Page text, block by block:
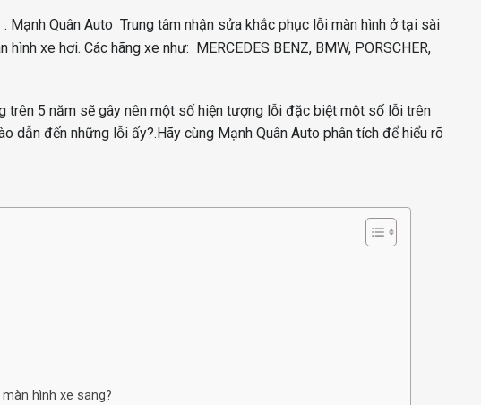
. Mạnh Quân Auto Trung tâm nhận sửa khắc phục lỗi màn hình ở tại sài
hình xe hơi. Các hãng xe như: MERCEDES BENZ, BMW, PORSCHER,
trên 5 năm sẽ gây nên một số hiện tượng lỗi đặc biệt một số lỗi trên
dẫn đến những lỗi ấy?.Hãy cùng Mạnh Quân Auto phân tích để hiểu rõ
hình xe sang?